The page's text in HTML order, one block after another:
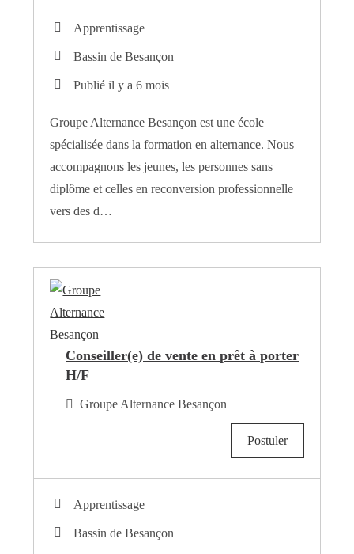
Apprentissage
Bassin de Besançon
Publié il y a 6 mois
Groupe Alternance Besançon est une école
spécialisée dans la formation en alternance. Nous
accompagnons les jeunes, les personnes sans
diplôme et celles en reconversion professionnelle
vers des d…
Conseiller(e) de vente en prêt à porter
H/F
Groupe Alternance Besançon
Postuler
Apprentissage
Bassin de Besançon